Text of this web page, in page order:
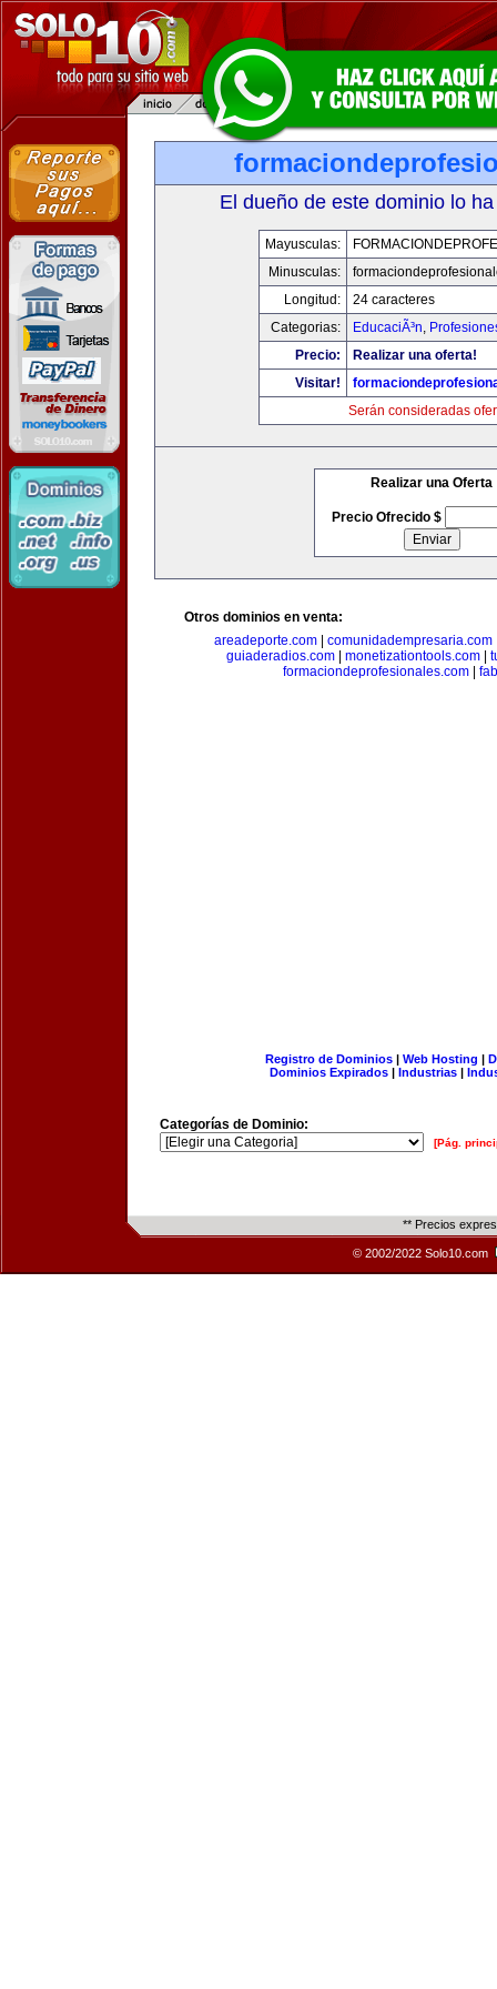
El dueño de este dominio lo
Mayusculas:
Minusculas:
Longitud:
24 caracteres
Categorias:
EducaciÃ³n,
Precio:
Realizar una oferta!
Visitar!
Serán consideradas
Realizar una Oferta
Precio Ofrecido $
Otros dominios en venta:
areadeporte.com| comunidadempresaria.com
guiaderadios.com| monetizationtools.com|
formaciondeprofesionales.com|
Registro de Dominios| Web Hosting |
Dominios Expirados | Industrias |
Categorías de Dominio:
[Pág.
** Precios
© 2002/2022 Solo10.com